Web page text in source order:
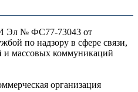
Эл № ФС77-73043 от
по надзору в сфере связи,
массовых коммуникаций
организация